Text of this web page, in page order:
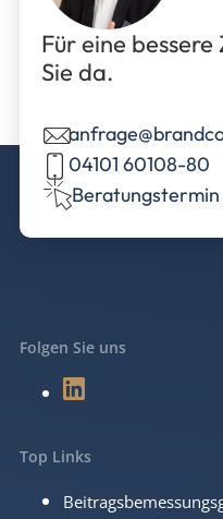
Für eine
Sie da.
04101 60108-80
Folgen Sie uns
Top Links